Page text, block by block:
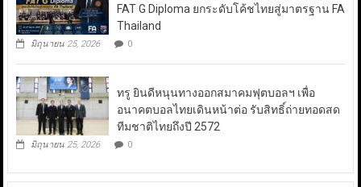
FAT G Diploma ยกระดับโค้ชไทยสู่มาตรฐาน FA
Thailand
มิถุนายน 25, 2026 0
ทรู ยินดีหนุนทางออกสมาคมฟุตบอลฯ เพื่อ
อนาคตบอลไทยเดินหน้าต่อ รับสิทธิ์ถ่ายทอดสด
ทีมชาติไทยถึงปี 2572
มิถุนายน 25, 2026 0